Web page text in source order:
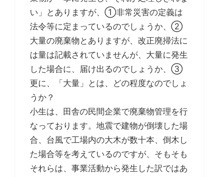
い」とありますが、①非常災害の定義は
法令等に定まっているのでしょうか、②
大量の廃棄物とありますが、改正廃掃法に
は量は記載されていませんが、大量に発生
した場合に、届け出るのでしょうか、③
更に、「大量」とは、どの程度なのでしょ
うか？
小生は、田舎の民間企業で廃棄物管理を行
なっております。地震で建物が倒壊した場
合、台風で工場内の大木が数十本、倒木し
た場合等を考えているのですが、そもそも
それらは、事業活動から発生した訳ではあ